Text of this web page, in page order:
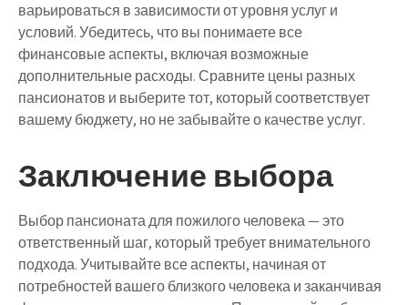
варьироваться в зависимости от уровня услуг и
условий. Убедитесь, что вы понимаете все
финансовые аспекты, включая возможные
дополнительные расходы. Сравните цены разных
пансионатов и выберите тот, который соответствует
вашему бюджету, но не забывайте о качестве услуг.
Заключение выбора
Выбор пансионата для пожилого человека — это
ответственный шаг, который требует внимательного
подхода. Учитывайте все аспекты, начиная от
потребностей вашего близкого человека и заканчивая